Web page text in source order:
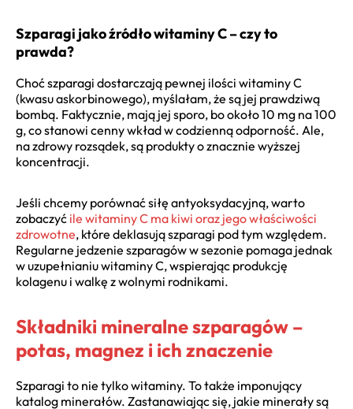
Szparagi jako źródło witaminy C – czy to
prawda?
Choć szparagi dostarczają pewnej ilości witaminy C
(kwasu askorbinowego), myślałam, że są jej prawdziwą
bombą. Faktycznie, mają jej sporo, bo około 10 mg na 100
g, co stanowi cenny wkład w codzienną odporność. Ale,
na zdrowy rozsądek, są produkty o znacznie wyższej
koncentracji.
Jeśli chcemy porównać siłę antyoksydacyjną, warto
zobaczyć ile witaminy C ma kiwi oraz jego właściwości
zdrowotne, które deklasują szparagi pod tym względem.
Regularne jedzenie szparagów w sezonie pomaga jednak
w uzupełnianiu witaminy C, wspierając produkcję
kolagenu i walkę z wolnymi rodnikami.
Składniki mineralne szparagów –
potas, magnez i ich znaczenie
Szparagi to nie tylko witaminy. To także imponujący
katalog minerałów. Zastanawiając się, jakie minerały są